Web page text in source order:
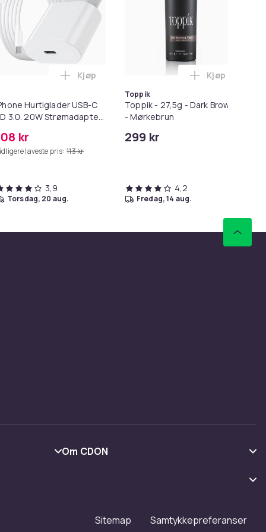
i handlekurven
Macbook / Erstatningsadapter - MagSafe Gen 2 - 45W i
Hurtiglader USB-C
3.0. 20W Strømadapter
kr
laveste pris: 113 kr
Legg iPhone Hurtiglader USB-C PD 3.0.
Kjøp
3,9
torsdag, 20 aug.
Toppik
Toppik - 27,5g - Dark Brown
- Mørkebrun
299 kr
Legg Toppik
Kjøp
4,2
fredag, 14 aug.
Om CDON
Jobbe på CDON
Sitemap Samtykkepreferanser